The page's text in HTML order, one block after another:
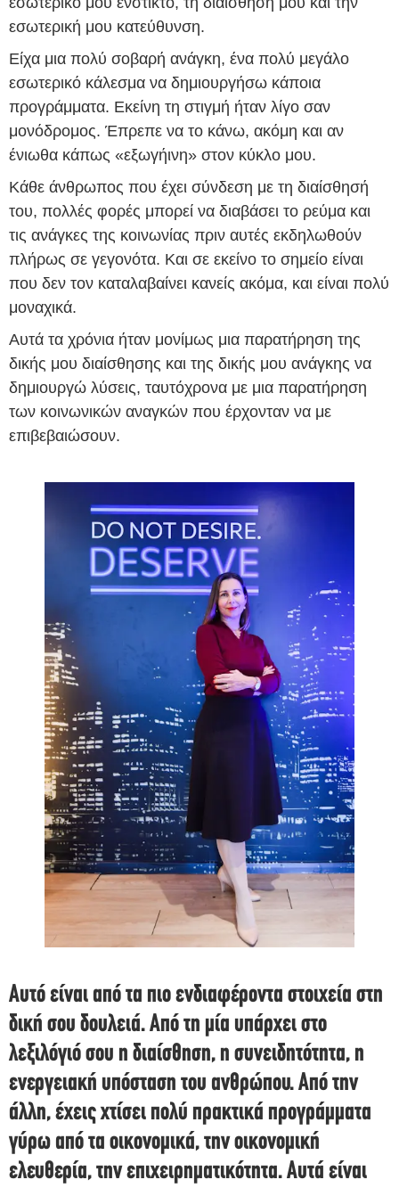
εσωτερική μου κατεύθυνση.
Είχα μια πολύ σοβαρή ανάγκη, ένα πολύ μεγάλο
εσωτερικό κάλεσμα να δημιουργήσω κάποια
προγράμματα. Εκείνη τη στιγμή ήταν λίγο σαν
μονόδρομος. Έπρεπε να το κάνω, ακόμη και αν
ένιωθα κάπως «εξωγήινη» στον κύκλο μου.
Κάθε άνθρωπος που έχει σύνδεση με τη διαίσθησή
του, πολλές φορές μπορεί να διαβάσει το ρεύμα και
τις ανάγκες της κοινωνίας πριν αυτές εκδηλωθούν
πλήρως σε γεγονότα. Και σε εκείνο το σημείο είναι
που δεν τον καταλαβαίνει κανείς ακόμα, και είναι πολύ
μοναχικά.
Αυτά τα χρόνια ήταν μονίμως μια παρατήρηση της
δικής μου διαίσθησης και της δικής μου ανάγκης να
δημιουργώ λύσεις, ταυτόχρονα με μια παρατήρηση
των κοινωνικών αναγκών που έρχονταν να με
επιβεβαιώσουν.
Αυτό είναι από τα πιο ενδιαφέροντα στοιχεία στη
δική σου δουλειά. Από τη μία υπάρχει στο
λεξιλόγιό σου η διαίσθηση, η συνειδητότητα, η
ενεργειακή υπόσταση του ανθρώπου. Από την
άλλη, έχεις χτίσει πολύ πρακτικά προγράμματα
γύρω από τα οικονομικά, την οικονομική
ελευθερία, την επιχειρηματικότητα. Αυτά είναι